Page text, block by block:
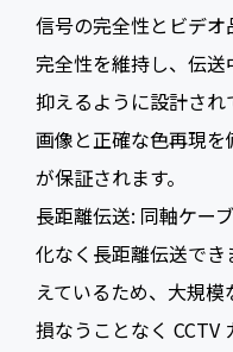
信号の完全性とビデ
完全性を維持し、伝
抑えるように設計さ
画像と正確な色再現
が保証されます。
長距離伝送: 同軸ケー
化なく長距離伝送で
えているため、大規
損なうことなく CCTV